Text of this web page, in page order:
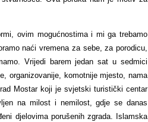
ovim mogućnostima i mi ga trebamo
naći vremena za sebe, za porodicu,
Vrijedi barem jedan sat u sedmici
organizovanije, komotnije mjesto, nama
Mostar koji je svjetski turistički centar
na milost i nemilost, gdje se danas
djelovima porušenih zgrada. Islamska